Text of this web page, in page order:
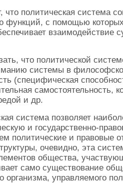
что политическая система
функций, с помощью
взаимодействие
что политической
системы в
(специфическая
самостоятельность,
и др.
система позволяет
и государственно-
политические и правовые
очевидно, эта
общества,
само существование
организма, управляемого